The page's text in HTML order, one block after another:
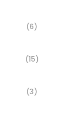
(6)
(15)
(3)